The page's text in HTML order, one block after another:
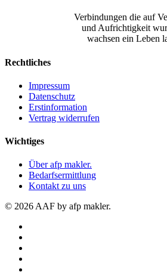
Verbindungen die auf
und Aufrichtigkeit
wachsen ein Leben
Rechtliches
Impressum
Datenschutz
Erstinformation
Vertrag widerrufen
Wichtiges
Über afp makler.
Bedarfsermittlung
Kontakt zu uns
© 2026 AAF by afp makler.